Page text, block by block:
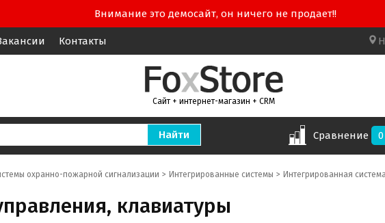
Внимание это демосайт, он ничего не продает!!
Контакты
Сайт + интернет-магазин + CRM
Сравнение 0
охранно-пожарной сигнализации Интегрированные системы Интегрированная
клавиатуры